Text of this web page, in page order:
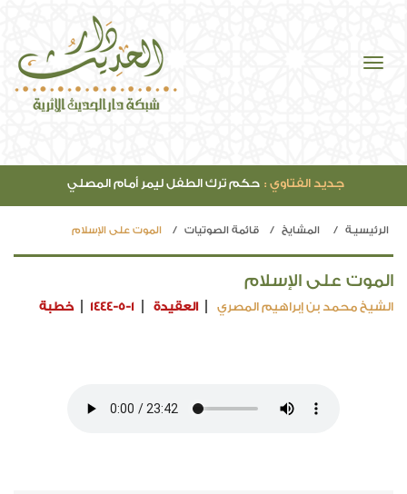
جديد الفتاوي : حكم ترك الطفل ليمر أمام المصلي
الرئيسيـة المشايخ قائمة الصوتيات الموت على الإسلام
الموت على الإسلام
الشيخ محمد بن إبراهيم المصري العقيدة 1444-5-1 خطبة